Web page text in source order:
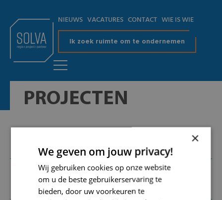
NIEUWS VACATURES CONTACT WIE IS WIE
Ik zoek ruimte om te ondernemen
PROJECTEN
ONDERZOEK
CONTEXT
×
We geven om jouw privacy!
Wij gebruiken cookies op onze website
om u de beste gebruikerservaring te
bieden, door uw voorkeuren te